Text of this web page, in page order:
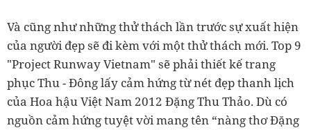
Và cũng như những thử thách lần trước sự xuất hiện
của người đẹp sẽ đi kèm với một thử thách mới. Top 9
"Project Runway Vietnam" sẽ phải thiết kế trang
phục Thu - Đông lấy cảm hứng từ nét đẹp thanh lịch
của Hoa hậu Việt Nam 2012 Đặng Thu Thảo. Dù có
nguồn cảm hứng tuyệt vời mang tên “nàng thơ Đặng